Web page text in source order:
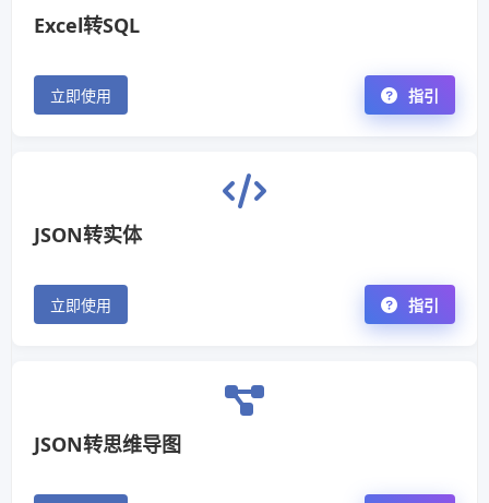
Excel转SQL
立即使用 指引
JSON转实体
立即使用 指引
JSON转思维导图